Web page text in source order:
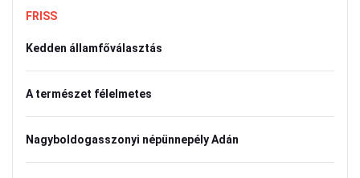
FRISS
Kedden államfőválasztás
A természet félelmetes
Nagyboldogasszonyi népünnepély Adán